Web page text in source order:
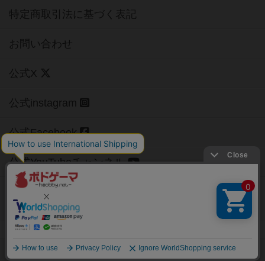
特定商取引法に基づく表記
お問い合わせ
公式X
公式instagram
公式Facebook
公式YouTubeチャンネル